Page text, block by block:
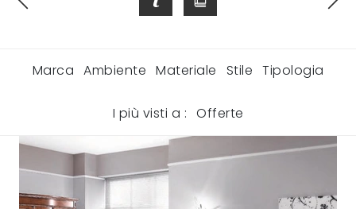
Marca Ambiente Materiale Stile Tipologia
I più visti a : Offerte